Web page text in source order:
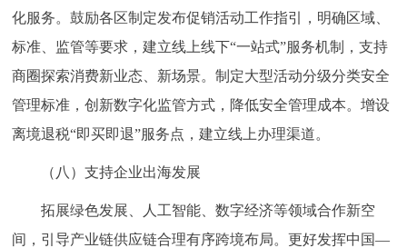
化服务。鼓励各区制定发布促销活动工作指引，明确区域、
标准、监管等要求，建立线上线下“一站式”服务机制，支持
商圈探索消费新业态、新场景。制定大型活动分级分类安全
管理标准，创新数字化监管方式，降低安全管理成本。增设
离境退税“即买即退”服务点，建立线上办理渠道。
（八）支持企业出海发展
拓展绿色发展、人工智能、数字经济等领域合作新空
间，引导产业链供应链合理有序跨境布局。更好发挥中国—